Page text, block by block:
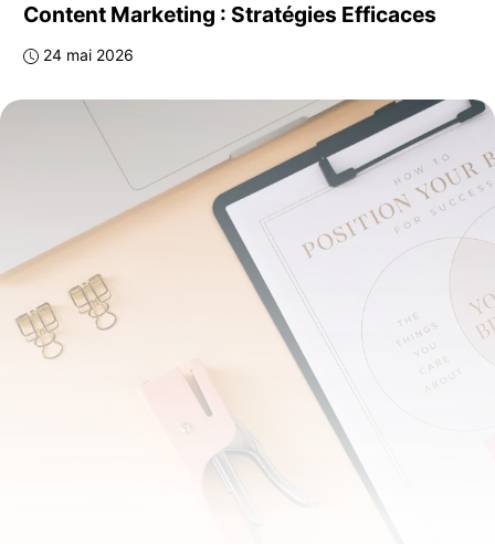
Content Marketing : Stratégies Efficaces
24 mai 2026